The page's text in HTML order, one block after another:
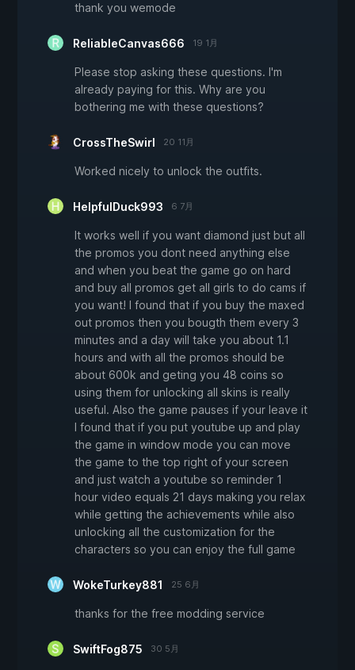
thank you wemode
ReliableCanvas666 19 1月
Please stop asking these questions. I'm
already paying for this. Why are you
bothering me with these questions?
CrossTheSwirl 20 11月
Worked nicely to unlock the outfits.
HelpfulDuck993 6 7月
It works well if you want diamond just but all
the promos you dont need anything else
and when you beat the game go on hard
and buy all promos get all girls to do cams if
you want! I found that if you buy the maxed
out promos then you bougth them every 3
minutes and a day will take you about 1.1
hours and with all the promos should be
about 600k and geting you 48 coins so
using them for unlocking all skins is really
useful. Also the game pauses if your leave it
I found that if you put youtube up and play
the game in window mode you can move
the game to the top right of your screen
and just watch a youtube so reminder 1
hour video equals 21 days making you relax
while getting the achievements while also
unlocking all the customization for the
characters so you can enjoy the full game
WokeTurkey881 25 6月
thanks for the free modding service
SwiftFog875 30 5月